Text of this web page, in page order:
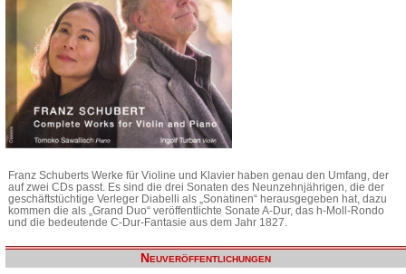
Franz Schuberts Werke für Violine und Klavier haben genau den Umfang, der
auf zwei CDs passt. Es sind die drei Sonaten des Neunzehnjährigen, die der
geschäftstüchtige Verleger Diabelli als „Sonatinen“ herausgegeben hat, dazu
kommen die als „Grand Duo“ veröffentlichte Sonate A-Dur, das h-Moll-Rondo
und die bedeutende C-Dur-Fantasie aus dem Jahr 1827.
Neuveröffentlichungen